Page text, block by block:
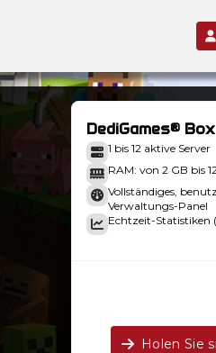
DediGames® Box
1 bis 12 aktive Server
RAM: von 2 GB bis
Vollständiges,
Verwaltungs-Panel
Echtzeit-Statistiken
Holen Sie